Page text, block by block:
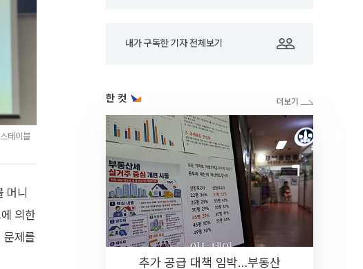
테이블
머니
의한
문제를
내가 구독한 기자 전체보기
한 컷
추가 공급 대책 임박…부동산